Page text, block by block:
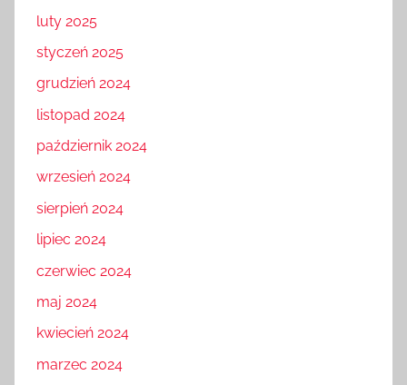
luty 2025
styczeń 2025
grudzień 2024
listopad 2024
październik 2024
wrzesień 2024
sierpień 2024
lipiec 2024
czerwiec 2024
maj 2024
kwiecień 2024
marzec 2024